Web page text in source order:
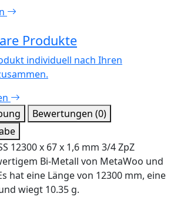
Produkte
individuell nach Ihren
Bewertungen (0)
12300 x 67 x 1,6 mm 3/4 ZpZ
Bi-Metall von MetaWoo und
hat eine Länge von 12300 mm, eine
wiegt 10.35 g.